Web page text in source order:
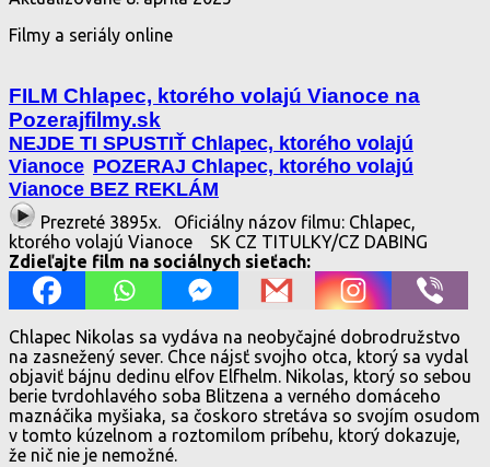
Filmy a seriály online
FILM Chlapec, ktorého volajú Vianoce na
Pozerajfilmy.sk
NEJDE TI SPUSTIŤ Chlapec, ktorého volajú
Vianoce POZERAJ Chlapec, ktorého volajú
Vianoce BEZ REKLÁM
Prezreté 3895x.
Oficiálny názov filmu: Chlapec,
ktorého volajú Vianoce
SK CZ TITULKY/CZ DABING
Zdieľajte film na sociálnych sieťach:
Chlapec Nikolas sa vydáva na neobyčajné dobrodružstvo
na zasnežený sever. Chce nájsť svojho otca, ktorý sa vydal
objaviť bájnu dedinu elfov Elfhelm. Nikolas, ktorý so sebou
berie tvrdohlavého soba Blitzena a verného domáceho
maznáčika myšiaka, sa čoskoro stretáva so svojím osudom
v tomto kúzelnom a roztomilom príbehu, ktorý dokazuje,
že nič nie je nemožné.